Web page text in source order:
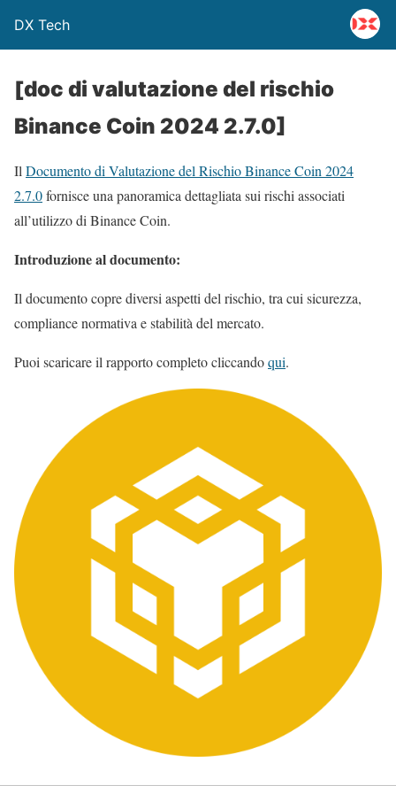
DX Tech
[doc di valutazione del rischio
Binance Coin 2024 2.7.0]
Il Documento di Valutazione del Rischio Binance Coin 2024
2.7.0fornisce una panoramica dettagliata sui rischi associati
all’utilizzo di Binance Coin.
Introduzione al documento:
Il documento copre diversi aspetti del rischio, tra cui sicurezza,
compliance normativa e stabilità del mercato.
Puoi scaricare il rapporto completo cliccandoqui.